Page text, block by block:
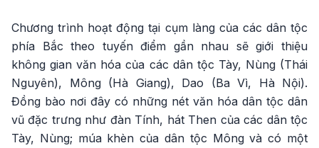
Chương trình hoạt động tại cụm làng của các dân tộc
phía Bắc theo tuyến điểm gần nhau sẽ giới thiệu
không gian văn hóa của các dân tộc Tày, Nùng (Thái
Nguyên), Mông (Hà Giang), Dao (Ba Vì, Hà Nội).
Đồng bào nơi đây có những nét văn hóa dân tộc dân
vũ đặc trưng như đàn Tính, hát Then của các dân tộc
Tày, Nùng; múa khèn của dân tộc Mông và có một